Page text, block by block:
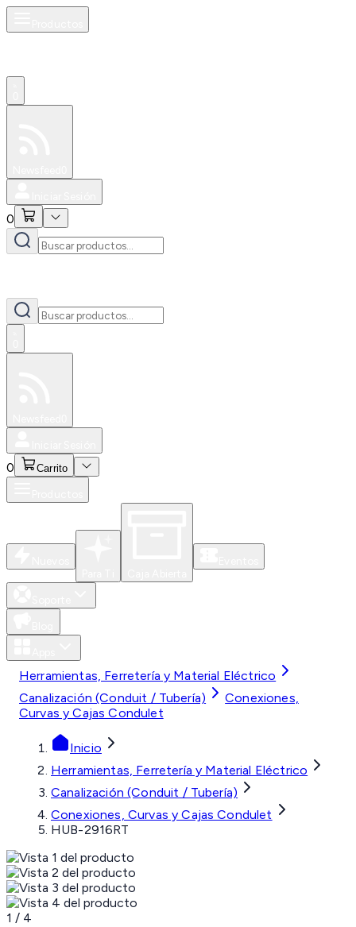
0
0 Carrito
Herramientas, Ferretería y Material Eléctrico
Canalización (Conduit / Tubería)
Conexiones,
Curvas y Cajas Condulet
Inicio
Herramientas, Ferretería y Material Eléctrico
Canalización (Conduit / Tubería)
Conexiones, Curvas y Cajas Condulet
HUB-2916RT
1 / 4